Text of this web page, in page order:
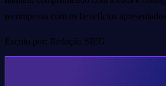
recompensa com os benefícios
Escrito por: Redação SIEG